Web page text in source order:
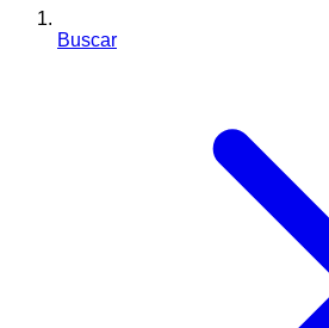
Buscar